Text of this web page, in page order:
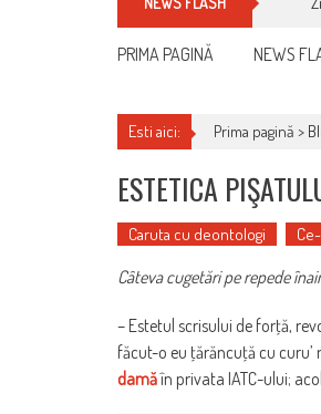
PRIMA PAGINĂ NEWS
Esti aici: Prima pagină >
ESTETICA
Caruta cu deontologi
Câteva cugetări pe repede
– Estetul scrisului de forţă,
făcut-o eu ţărăncuţă cu
damăîn privata IATC-ului;